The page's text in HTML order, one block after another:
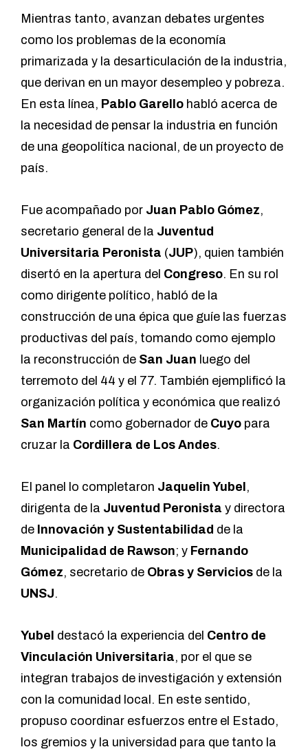
Mientras tanto, avanzan debates urgentes
como los problemas de la economía
primarizada y la desarticulación de la industria,
que derivan en un mayor desempleo y pobreza.
En esta línea, Pablo Garello habló acerca de
la necesidad de pensar la industria en función
de una geopolítica nacional, de un proyecto de
país.
Fue acompañado por Juan Pablo Gómez,
secretario general de la Juventud
Universitaria Peronista (JUP), quien también
disertó en la apertura del Congreso. En su rol
como dirigente político, habló de la
construcción de una épica que guíe las fuerzas
productivas del país, tomando como ejemplo
la reconstrucción de San Juan luego del
terremoto del 44 y el 77. También ejemplificó la
organización política y económica que realizó
San Martín como gobernador de Cuyo para
cruzar la Cordillera de Los Andes.
El panel lo completaron Jaquelin Yubel ,
dirigenta de la Juventud Peronista y directora
de Innovación y Sustentabilidad de la
Municipalidad de Rawson; y Fernando
Gómez, secretario de Obras y Servicios de la
UNSJ.
Yubel destacó la experiencia del Centro de
Vinculación Universitaria, por el que se
integran trabajos de investigación y extensión
con la comunidad local. En este sentido,
propuso coordinar esfuerzos entre el Estado,
los gremios y la universidad para que tanto la